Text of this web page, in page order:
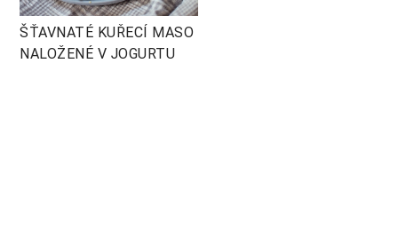
ŠŤAVNATÉ KUŘECÍ MASO
NALOŽENÉ V JOGURTU